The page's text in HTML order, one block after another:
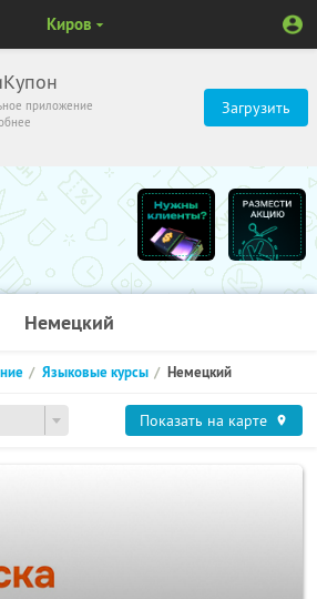
приложение
Загрузить
Киров
Немецкий
Языковые курсы Немецкий
Показать на карте